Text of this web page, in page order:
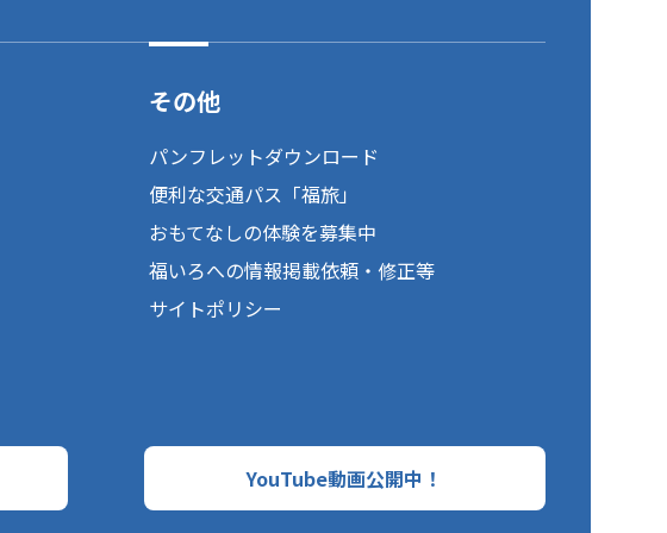
その他
パンフレットダウンロード
便利な交通パス「福旅」
おもてなしの体験を募集中
福いろへの情報掲載依頼・修正等
サイトポリシー
YouTube動画公開中！